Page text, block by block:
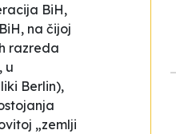
BiH,
na čijoj
razreda
u
Berlin),
„zemlji